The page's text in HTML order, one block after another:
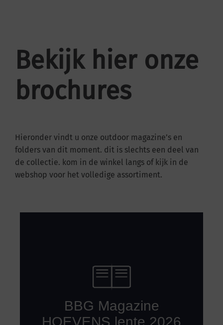
Bekijk hier onze
brochures
Hieronder vindt u onze outdoor magazine’s en
folders van dit moment. dit is slechts een deel van
de collectie. kom in de winkel langs of kijk in de
webshop voor het volledige assortiment.